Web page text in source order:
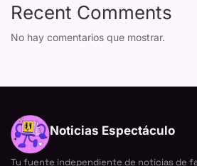
Recent Comments
No hay comentarios que mostrar.
Noticias Espectáculo
Tu fuente independiente de noticias de